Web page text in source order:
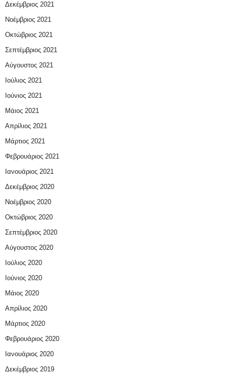
Δεκέμβριος 2021
Νοέμβριος 2021
Οκτώβριος 2021
Σεπτέμβριος 2021
Αύγουστος 2021
Ιούλιος 2021
Ιούνιος 2021
Μάιος 2021
Απρίλιος 2021
Μάρτιος 2021
Φεβρουάριος 2021
Ιανουάριος 2021
Δεκέμβριος 2020
Νοέμβριος 2020
Οκτώβριος 2020
Σεπτέμβριος 2020
Αύγουστος 2020
Ιούλιος 2020
Ιούνιος 2020
Μάιος 2020
Απρίλιος 2020
Μάρτιος 2020
Φεβρουάριος 2020
Ιανουάριος 2020
Δεκέμβριος 2019